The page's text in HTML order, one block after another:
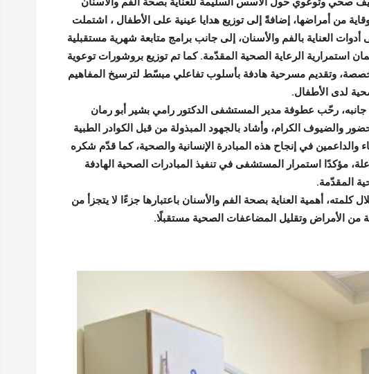
من أمراضها، إضافةً إلى توزيع هدايا عينية على الأطفال ، اشتملت
أدوات العناية بالفم والأسنان، إلى جانب برامج متابعة شهرية مستقبلية
استمرارية الرعاية الصحية المقدّمة. كما تم توزيع بروشورات توعوية
وتقديم مسرحية هادفة بأسلوب تفاعلي مبسّط لترسيخ المفاهيم
لدى الأطفال.
رحّب عطوفة مدير المستشفى الدكتور رامي بشير أبو رمان
والضيوف الكرام، وأشاد بالجهود المبذولة من قبل الكوادر الطبية
والداعمين في إنجاح هذه المبادرة الإنسانية والصحية، كما قدّم شكره
مؤكدًا استمرار المستشفى في تنفيذ المبادرات الصحية الهادفة
المقدّمة.
كلمته، أهمية العناية بصحة الفم والأسنان باعتبارها جزءًا لا يتجزأ من
من الأمراض وتقليل المضاعفات الصحية مستقبلًا.